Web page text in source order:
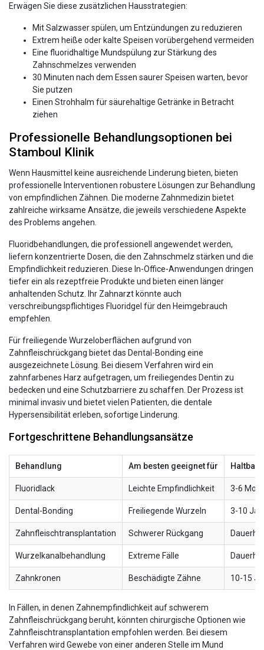
Erwägen Sie diese zusätzlichen Hausstrategien:
Mit Salzwasser spülen, um Entzündungen zu reduzieren
Extrem heiße oder kalte Speisen vorübergehend vermeiden
Eine fluoridhaltige Mundspülung zur Stärkung des
Zahnschmelzes verwenden
30 Minuten nach dem Essen saurer Speisen warten, bevor
Sie putzen
Einen Strohhalm für säurehaltige Getränke in Betracht
ziehen
Professionelle Behandlungsoptionen bei
Stamboul Klinik
Wenn Hausmittel keine ausreichende Linderung bieten, bieten
professionelle Interventionen robustere Lösungen zur Behandlung
von empfindlichen Zähnen. Die moderne Zahnmedizin bietet
zahlreiche wirksame Ansätze, die jeweils verschiedene Aspekte
des Problems angehen.
Fluoridbehandlungen, die professionell angewendet werden,
liefern konzentrierte Dosen, die den Zahnschmelz stärken und die
Empfindlichkeit reduzieren. Diese In-Office-Anwendungen dringen
tiefer ein als rezeptfreie Produkte und bieten einen länger
anhaltenden Schutz. Ihr Zahnarzt könnte auch
verschreibungspflichtiges Fluoridgel für den Heimgebrauch
empfehlen.
Für freiliegende Wurzeloberflächen aufgrund von
Zahnfleischrückgang bietet das Dental-Bonding eine
ausgezeichnete Lösung. Bei diesem Verfahren wird ein
zahnfarbenes Harz aufgetragen, um freiliegendes Dentin zu
bedecken und eine Schutzbarriere zu schaffen. Der Prozess ist
minimal invasiv und bietet vielen Patienten, die dentale
Hypersensibilität erleben, sofortige Linderung.
Fortgeschrittene Behandlungsansätze
Behandlung Am besten geeignet für
Fluoridlack Leichte Empfindlichkeit 3-6
Dental-Bonding Freiliegende Wurzeln 3-10
Zahnfleischtransplantation Schwerer Rückgang
Wurzelkanalbehandlung Extreme Fälle
Zahnkronen Beschädigte Zähne 10-15
In Fällen, in denen Zahnempfindlichkeit auf schwerem
Zahnfleischrückgang beruht, könnten chirurgische Optionen wie
Zahnfleischtransplantation empfohlen werden. Bei diesem
Verfahren wird Gewebe von einer anderen Stelle im Mund